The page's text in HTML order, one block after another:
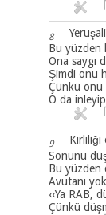
8
Bu yüzden
Ona saygı
Şimdi onu
Çünkü onu
O da
9
Kirliliği
Sonunu
Bu yüzden
Avutanı
‹‹Ya RAB,
Çünkü